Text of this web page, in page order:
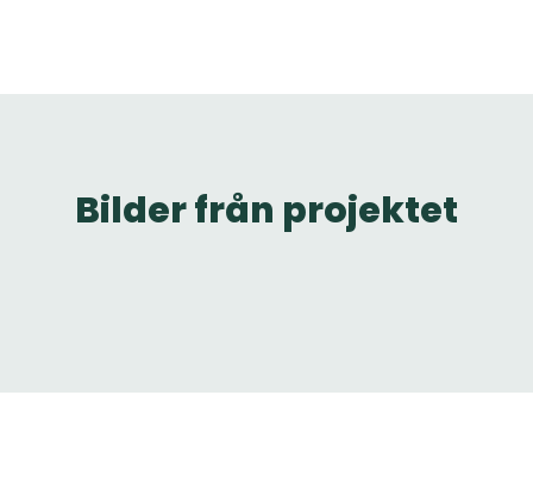
Bilder från projektet